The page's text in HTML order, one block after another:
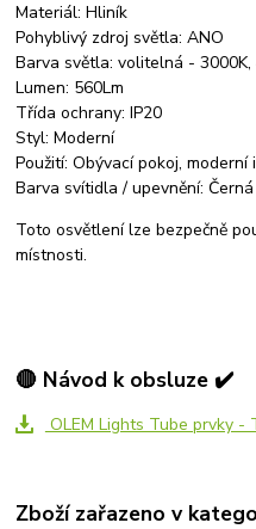
Materiál: Hliník
Pohyblivý zdroj světla: ANO
Barva světla: volitelná - 3000K,
Lumen: 560Lm
Třída ochrany: IP20
Styl: Moderní
Použití: Obývací pokoj,
Barva svítidla / upevnění: Černá
Toto osvětlení lze bezpečně
místnosti.
🔴 Návod k obsluze ✔️
OLEM Lights Tube prvky -
Zboží zařazeno v